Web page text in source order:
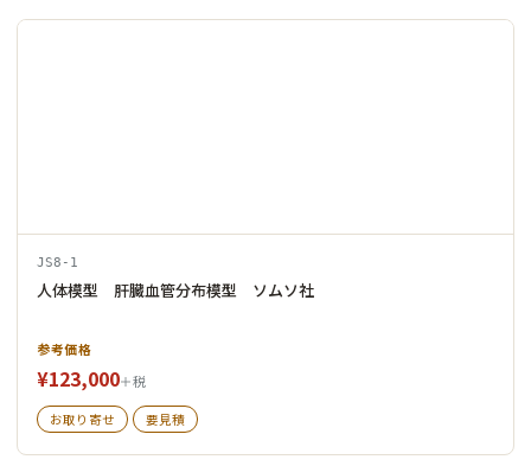
JS8-1
人体模型 肝臓血管分布模型 ソムソ社
参考価格
¥123,000＋税
お取り寄せ 要見積